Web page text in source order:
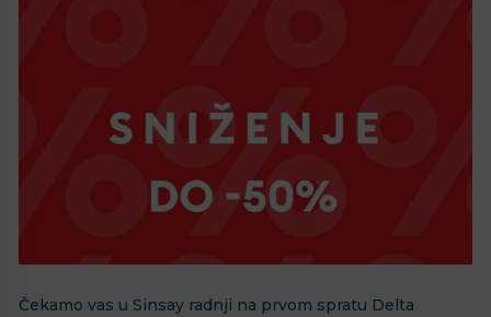
Čekamo vas u Sinsay radnji na prvom spratu Delta